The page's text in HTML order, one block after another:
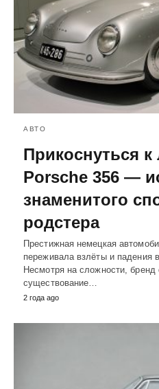
АВТО
Прикоснуться к
Porsche 356 —
знаменитого
родстера
Престижная немецкая
переживала взлёты и падения
Несмотря на сложности, бренд
существование…
2 года ago